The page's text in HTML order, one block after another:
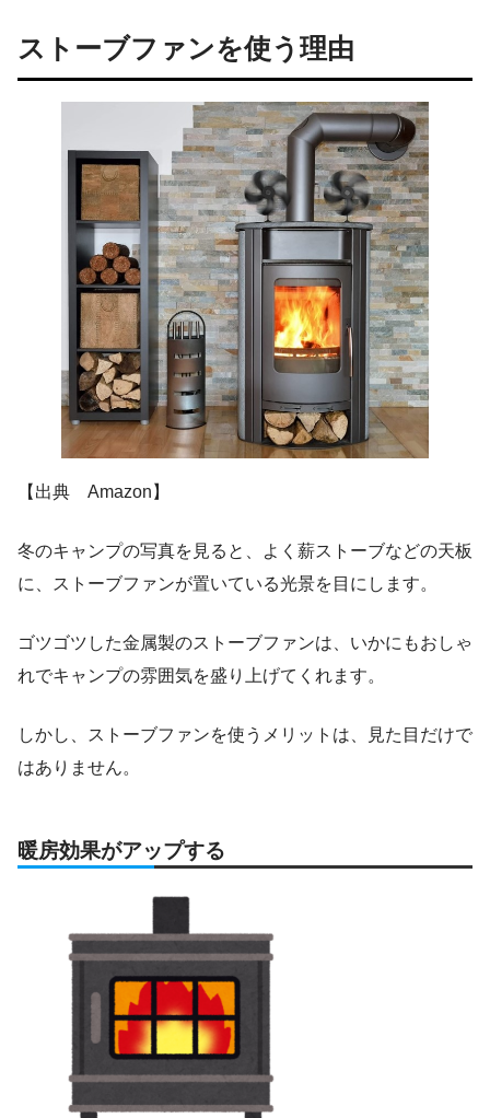
ストーブファンを使う 理由
【出典 Amazon】
冬のキャンプの写真を見ると、よく薪ストーブなどの天板
に、ストーブファンが置いている光景を目にします。
ゴツゴツした金属製のストーブファンは、いかにもおしゃ
れでキャンプの雰囲気を盛り上げてくれます。
しかし、ストーブファンを使うメリットは、見た目だけで
はありません。
暖房効果がアップする